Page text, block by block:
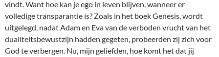
vindt. Want hoe kan je ego in leven blijven, wanneer er
volledige transparantie is? Zoals in het boek Genesis, wordt
uitgelegd, nadat Adam en Eva van de verboden vrucht van het
dualiteitsbewustzijn hadden gegeten, probeerden zij zich voor
God te verbergen. Nu, mijn geliefden, hoe komt het dat jij